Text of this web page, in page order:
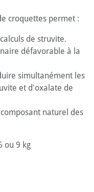
croquettes permet :
de struvite.
défavorable à la
simultanément les
et d'oxalate de
naturel des
ou 9 kg